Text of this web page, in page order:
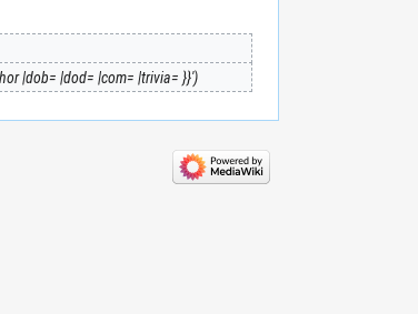
|dob= |dod= |com= |trivia= }}'